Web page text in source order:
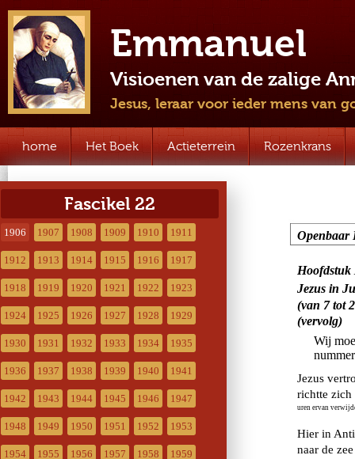
Emmanuel
Visioenen van de zalige
Jesus, leraar voor ieder mens van
home Het Boek Actieterrein Rozenkrans
Fascikel 22
1906 1907 1908 1909 1910 1911
1912 1913 1914 1915 1916 1917
1918 1919 1920 1921 1922 1923
1924 1925 1926 1927 1928 1929
1930 1931 1932 1933 1934 1935
1936 1937 1938 1939 1940 1941
1942 1943 1944 1945 1946 1947
1948 1949 1950 1951 1952 1953
1954 1955 1956 1957 1958 1959